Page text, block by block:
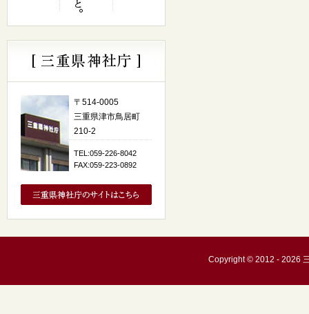
〒514-0005
三重県津市鳥居町
210-2
TEL:059-226-8042
FAX:059-223-0892
Copyright © 2012 - 2026